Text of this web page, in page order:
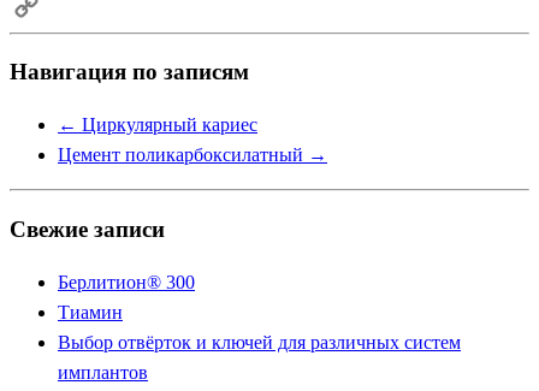
Email
Copy
Link
Навигация по записям
← Циркулярный кариес
Цемент поликарбоксилатный →
Свежие записи
Берлитион® 300
Тиамин
Выбор отвёрток и ключей для различных систем
имплантов